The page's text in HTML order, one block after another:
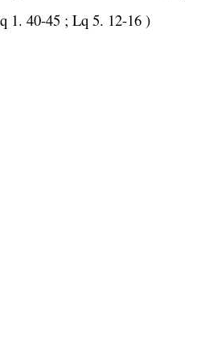
1. 40-45 ; Lq 5. 12-16 )